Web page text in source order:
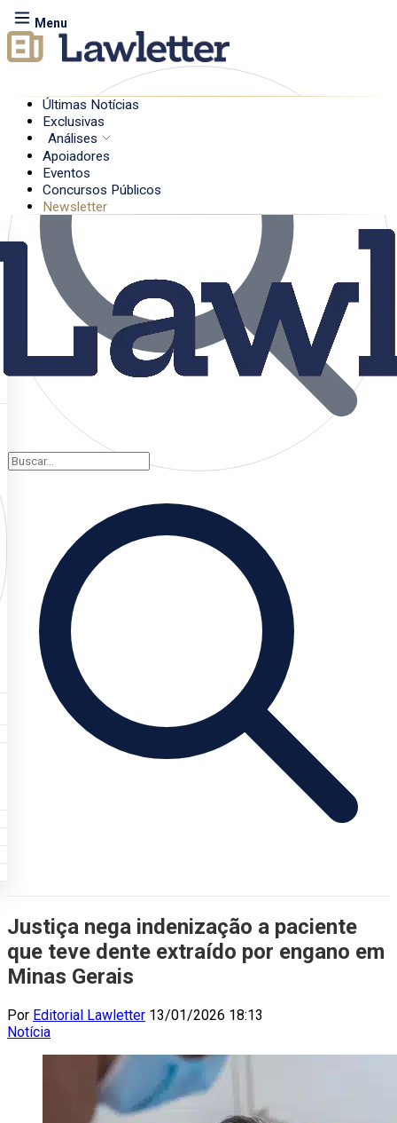
Menu
Últimas Notícias
Exclusivas
Análises
Apoiadores
Eventos
Concursos Públicos
Newsletter
Justiça nega indenização a paciente
que teve dente extraído por engano em
Minas Gerais
Por Editorial Lawletter 13/01/2026 18:13
Notícia